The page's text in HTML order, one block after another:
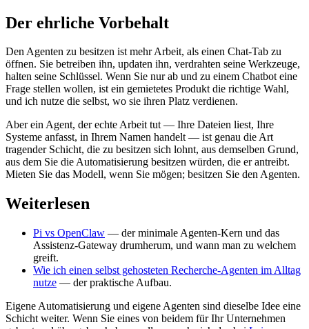
Der ehrliche Vorbehalt
Den Agenten zu besitzen ist mehr Arbeit, als einen Chat-Tab zu
öffnen. Sie betreiben ihn, updaten ihn, verdrahten seine Werkzeuge,
halten seine Schlüssel. Wenn Sie nur ab und zu einem Chatbot eine
Frage stellen wollen, ist ein gemietetes Produkt die richtige Wahl,
und ich nutze die selbst, wo sie ihren Platz verdienen.
Aber ein Agent, der echte Arbeit tut — Ihre Dateien liest, Ihre
Systeme anfasst, in Ihrem Namen handelt — ist genau die Art
tragender Schicht, die zu besitzen sich lohnt, aus demselben Grund,
aus dem Sie die Automatisierung besitzen würden, die er antreibt.
Mieten Sie das Modell, wenn Sie mögen; besitzen Sie den Agenten.
Weiterlesen
Pi vs OpenClaw — der minimale Agenten-Kern und das
Assistenz-Gateway drumherum, und wann man zu welchem
greift.
Wie ich einen selbst gehosteten Recherche-Agenten im Alltag
nutze — der praktische Aufbau.
Eigene Automatisierung und eigene Agenten sind dieselbe Idee eine
Schicht weiter. Wenn Sie eines von beidem für Ihr Unternehmen